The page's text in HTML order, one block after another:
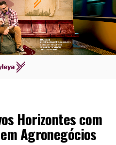
Horizontes com
Agronegócios